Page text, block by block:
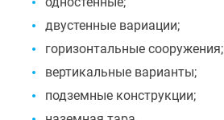
двустенные вариации;
горизонтальные сооружения;
вертикальные варианты;
подземные конструкции;